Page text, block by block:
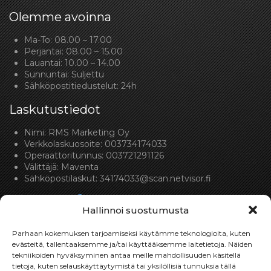
Hallinnoi suostumusta
Parhaan kokemuksen tarjoamiseksi käytämme teknologioita, kuten
evästeitä, tallentaaksemme ja/tai käyttääksemme laitetietoja. Näiden
tekniikoiden hyväksyminen antaa meille mahdollisuuden käsitellä
tietoja, kuten selauskäyttäytymistä tai yksilöllisiä tunnuksia tällä
Olemme avoinna
Ma-To: 08.00 – 17.00
Perjantai: 08.00 – 15.00
Lauantai: 10.00 – 14.00
Sunnuntai: Suljettu
Sähköpostitiedustelut: 24h
Laskutustiedot
Nimi: RMS Marketing Oy
Verkkolaskuosoite: 003734174033
Operaattoritunnus: 003721291126
Välittäjä: Maventa
Sähköpostilaskut:34174033@scan.netvisor.fi
Toimitukset